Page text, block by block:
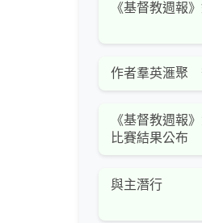
《基督教週報
作者羣英滙聚
《基督教週報
比賽結果公布
與主潛行